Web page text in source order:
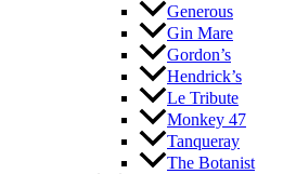
Generous
Gin Mare
Gordon’s
Hendrick’s
Le Tribute
Monkey 47
Tanqueray
The Botanist